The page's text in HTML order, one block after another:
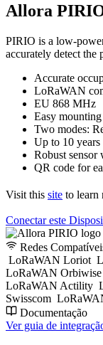
Allora
PIRIO is a low-
accurately detect the
Accurate
LoRaWAN
EU 868 MHz
Easy
Two modes:
Up to 10
Robust sensor
QR code for
Visit this site to learn
Conectar este
Redes
LoRaWAN Loriot
LoRaWAN Orbiwise
LoRaWAN Actility
Swisscom
Documentação
Ver guia de